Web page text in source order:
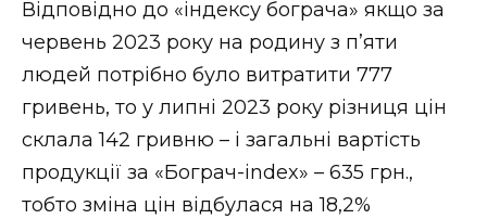
Відповідно до «індексу бограча» якщо за
червень 2023 року на родину з п’яти
людей потрібно було витратити 777
гривень, то у липні 2023 року різниця цін
склала 142 гривню – і загальні вартість
продукції за «Бограч-index» – 635 грн.,
тобто зміна цін відбулася на 18,2%